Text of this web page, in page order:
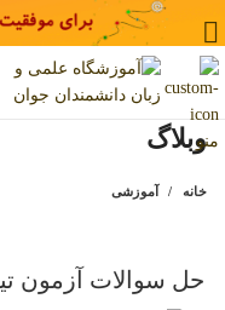
منووبلاگ
خانه آموزشی
حل سوالات آزمون